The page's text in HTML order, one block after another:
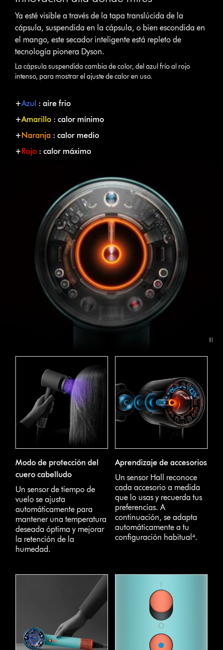
Ya esté visible a través de la tapa translúcida de la
cápsula, suspendida en la cápsula, o bien escondida en
el mango, este secador inteligente está repleto de
tecnología pionera Dyson.
La cápsula suspendida cambia de color, del azul frío al rojo
intenso, para mostrar el ajuste de calor en uso.
+Azul : aire frio
+Amarillo : calor mínimo
+Naranja : calor medio
+Rojo : calor máximo
Modo de protección del
cuero cabelludo
Un sensor de tiempo de
vuelo se ajusta
automáticamente para
mantener una temperatura
deseada óptima y mejorar
la retención de la
humedad.
Aprendizaje de accesorios
Un sensor Hall reconoce
cada accesorio a medida
que lo usas y recuerda tus
preferencias. A
continuación, se adapta
automáticamente a tu
configuración habitual⁴.